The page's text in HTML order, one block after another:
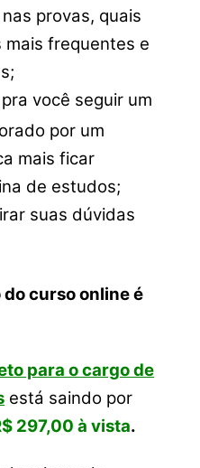
provas, quais
mais frequentes e
pra você seguir um
por um
mais ficar
de estudos;
suas dúvidas
do curso online é
para o cargo de
está saindo por
297,00 à vista.